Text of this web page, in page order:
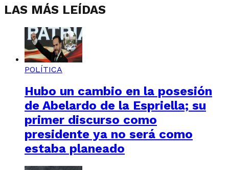
LAS MÁS LEÍDAS
POLÍTICA
Hubo un cambio en la posesión
de Abelardo de la Espriella; su
primer discurso como
presidente ya no será como
estaba planeado